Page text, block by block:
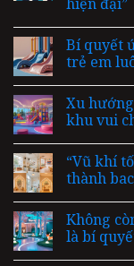
Bí quyết
trẻ em
Xu
khu vui
“Vũ khí
thành
Không
là bí